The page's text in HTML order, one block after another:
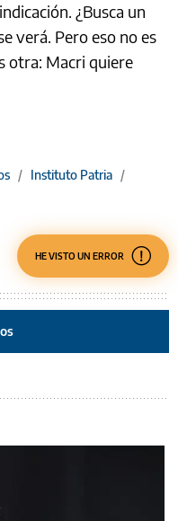
¿Busca un
verá. Pero eso no es
otra: Macri quiere
/ Instituto Patria /
HE VISTO UN ERROR